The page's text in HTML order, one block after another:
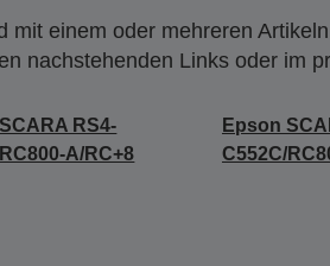
mit einem oder mehreren
nachstehenden Links oder im
RS4-
A/RC+8
Epson
C552C/